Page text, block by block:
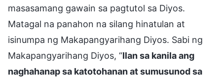
masasamang gawain sa pagtutol sa Diyos.
Matagal na panahon na silang hinatulan at
isinumpa ng Makapangyarihang Diyos. Sabi ng
Makapangyarihang Diyos, “Ilan sa kanila ang
naghahanap sa katotohanan at sumusunod sa